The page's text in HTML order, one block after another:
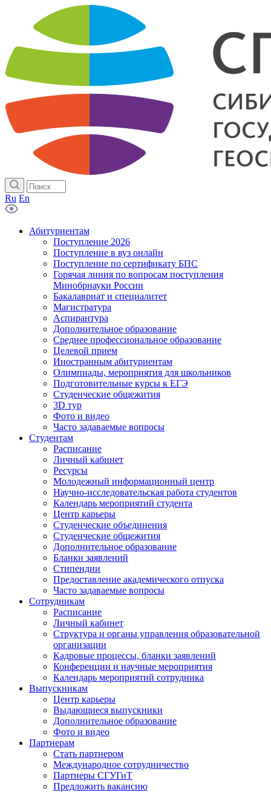
Ru En
Абитуриентам
Поступление 2026
Поступление в вуз онлайн
Поступление по сертификату БПС
Горячая линия по вопросам поступления
Минобрнауки России
Бакалавриат и специалитет
Магистратура
Аспирантура
Дополнительное образование
Среднее профессиональное образование
Целевой прием
Иностранным абитуриентам
Олимпиады, мероприятия для школьников
Подготовительные курсы к ЕГЭ
Студенческие общежития
3D тур
Фото и видео
Часто задаваемые вопросы
Студентам
Расписание
Личный кабинет
Ресурсы
Молодежный информационный центр
Научно-исследовательская работа студентов
Календарь мероприятий студента
Центр карьеры
Студенческие объединения
Студенческие общежития
Дополнительное образование
Бланки заявлений
Стипендии
Предоставление академического отпуска
Часто задаваемые вопросы
Сотрудникам
Расписание
Личный кабинет
Структура и органы управления образовательной
организации
Кадровые процессы, бланки заявлений
Конференции и научные мероприятия
Календарь мероприятий сотрудника
Выпускникам
Центр карьеры
Выдающиеся выпускники
Дополнительное образование
Фото и видео
Партнерам
Стать партнером
Международное сотрудничество
Партнеры СГУГиТ
Предложить вакансию